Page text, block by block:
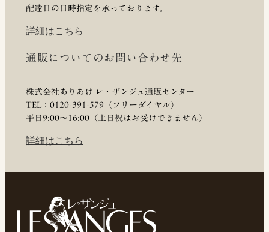
配達日の日時指定を承っております。
詳細はこちら
通販についてのお問い合わせ先
株式会社ありあけ レ・ザンジュ通販センター
TEL：0120-391-579（フリーダイヤル）
平日9:00〜16:00（土日祝はお受けできません）
詳細はこちら